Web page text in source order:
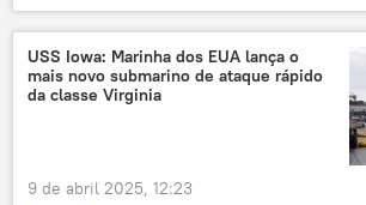
escavação
pré-histórico
Rússia
Nizhny Novgorod
animal extinto
USS Iowa: Marinha dos EUA lança o
mais novo submarino de ataque rápido
da classe Virginia
9 de abril 2025, 12:23